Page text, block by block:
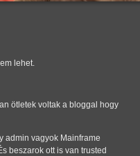
lehet.
ötletek voltak a bloggal hogy
admin vagyok Mainframe
beszarok ott is van trusted